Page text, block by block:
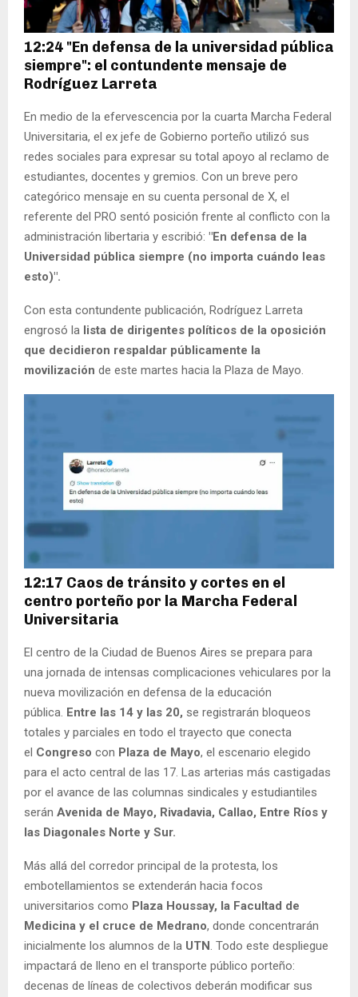
12:24 "En defensa de la universidad pública
siempre": el contundente mensaje de
Rodríguez Larreta
En medio de la efervescencia por la cuarta Marcha Federal
Universitaria, el ex jefe de Gobierno porteño utilizó sus
redes sociales para expresar su total apoyo al reclamo de
estudiantes, docentes y gremios. Con un breve pero
categórico mensaje en su cuenta personal de X, el
referente del PRO sentó posición frente al conflicto con la
administración libertaria y escribió: "En defensa de la
Universidad pública siempre (no importa cuándo leas
esto)".
Con esta contundente publicación, Rodríguez Larreta
engrosó la lista de dirigentes políticos de la oposición
que decidieron respaldar públicamente la
movilización de este martes hacia la Plaza de Mayo.
12:17 Caos de tránsito y cortes en el
centro porteño por la Marcha Federal
Universitaria
El centro de la Ciudad de Buenos Aires se prepara para
una jornada de intensas complicaciones vehiculares por la
nueva movilización en defensa de la educación
pública. Entre las 14 y las 20, se registrarán bloqueos
totales y parciales en todo el trayecto que conecta
el Congreso con Plaza de Mayo, el escenario elegido
para el acto central de las 17. Las arterias más castigadas
por el avance de las columnas sindicales y estudiantiles
serán Avenida de Mayo, Rivadavia, Callao, Entre Ríos y
las Diagonales Norte y Sur.
Más allá del corredor principal de la protesta, los
embotellamientos se extenderán hacia focos
universitarios como Plaza Houssay, la Facultad de
Medicina y el cruce de Medrano, donde concentrarán
inicialmente los alumnos de la UTN. Todo este despliegue
impactará de lleno en el transporte público porteño:
decenas de líneas de colectivos deberán modificar sus